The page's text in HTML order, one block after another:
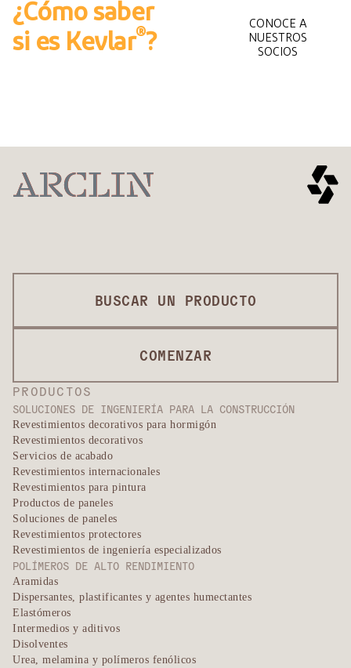
¿Cómo saber
si es Kevlar®?
CONOCE A
NUESTROS
SOCIOS
PRODUCTOS
SOLUCIONES DE INGENIERÍA PARA LA CONSTRUCCIÓN
Revestimientos decorativos para hormigón
Revestimientos decorativos
Servicios de acabado
Revestimientos internacionales
Revestimientos para pintura
Productos de paneles
Soluciones de paneles
Revestimientos protectores
Revestimientos de ingeniería especializados
POLÍMEROS DE ALTO RENDIMIENTO
Aramidas
Dispersantes, plastificantes y agentes humectantes
Elastómeros
Intermedios y aditivos
Disolventes
Urea, melamina y polímeros fenólicos
BUSCAR UN PRODUCTO
COMENZAR